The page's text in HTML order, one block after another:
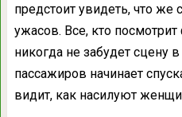
предстоит увидеть, что же
ужасов. Все, кто
никогда не забудет сцену
пассажиров начинает
видит, как насилуют